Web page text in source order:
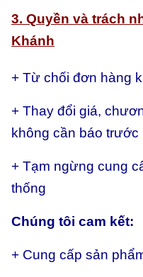
3. Quyền và trách
Khánh
+ Từ chối đơn hàng
+ Thay đổi giá,
không cần báo trước
+ Tạm ngừng cung
thống
Chúng tôi cam kết:
+ Cung cấp sản